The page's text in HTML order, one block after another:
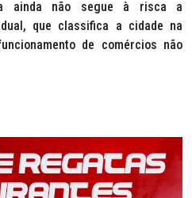
ainda não segue à risca a
que classifica a cidade na
de comércios não